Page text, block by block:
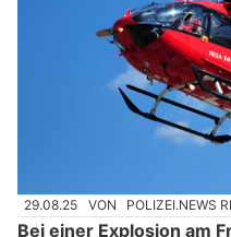
29.08.25 VON POLIZEI.NEWS
Bei einer Explosion am